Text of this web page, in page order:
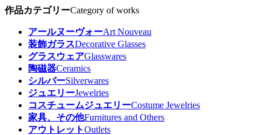
作品カテゴリーCategory of works
アールヌーヴォーArt Nouveau
装飾ガラスDecorative Glasses
グラスウェアGlasswares
陶磁器Ceramics
シルバーSilverwares
ジュエリーJewelries
コスチュームジュエリーCostume Jewelries
家具、その他Furnitures and Others
アウトレットOutlets